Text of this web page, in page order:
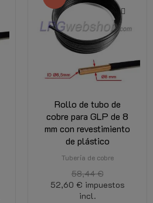
Rollo de tubo de
cobre para GLP de 8
mm con revestimiento
de plástico
Tubería de cobre
58,44 €
52,60 € impuestos
incl.